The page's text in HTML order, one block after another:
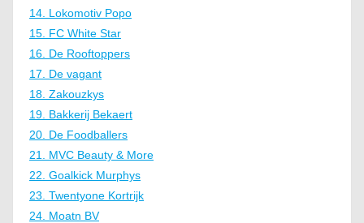
14. Lokomotiv Popo
15. FC White Star
16. De Rooftoppers
17. De vagant
18. Zakouzkys
19. Bakkerij Bekaert
20. De Foodballers
21. MVC Beauty & More
22. Goalkick Murphys
23. Twentyone Kortrijk
24. Moatn BV